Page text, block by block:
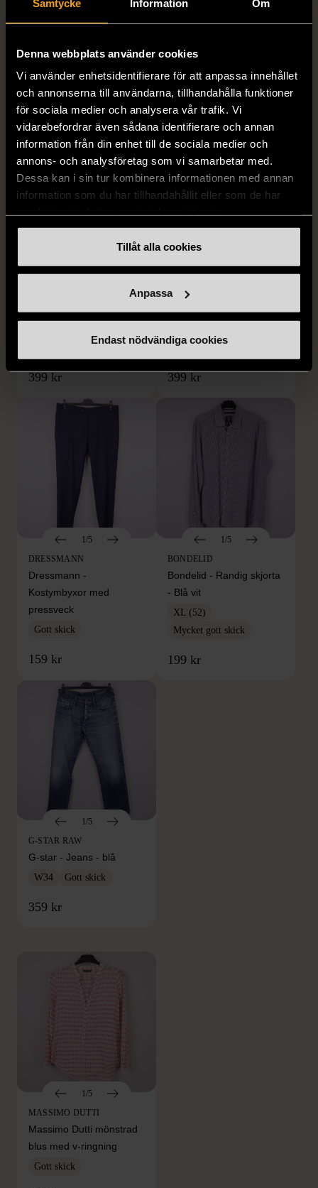
Samtycke Information Om
Denna webbplats använder cookies
Vi använder enhetsidentifierare för att anpassa innehållet
och annonserna till användarna, tillhandahålla funktioner
för sociala medier och analysera vår trafik. Vi
vidarebefordrar även sådana identifierare och annan
information från din enhet till de sociala medier och
annons- och analysföretag som vi samarbetar med.
Dessa kan i sin tur kombinera informationen med annan
information som du har tillhandahållit eller som de har
Tillåt alla cookies
Anpassa
Endast nödvändiga cookies
1/5
Stenströms skjorta turkos
L (50) Gott skick
259 kr
1/5
Mycket gott skick
279 kr
1/5
By TeeShoppen 2-delar
Nytt skick
399 kr
1/5
HILDITCH & KEY
Hilditch & Key linneskjorta
Mycket gott skick
399 kr
1/5
DRESSMANN
Dressmann -
Kostymbyxor med
pressveck
Gott skick
159 kr
1/5
BONDELID
Bondelid - Randig skjorta
- Blå vit
XL (52)
Mycket gott skick
199 kr
1/5
G-STAR RAW
G-star - Jeans - blå
W34 Gott skick
359 kr
FRÅN SAMMA VARUMÄRKE
1/5
MASSIMO DUTTI
Massimo Dutti mönstrad
blus med v-ringning
Gott skick